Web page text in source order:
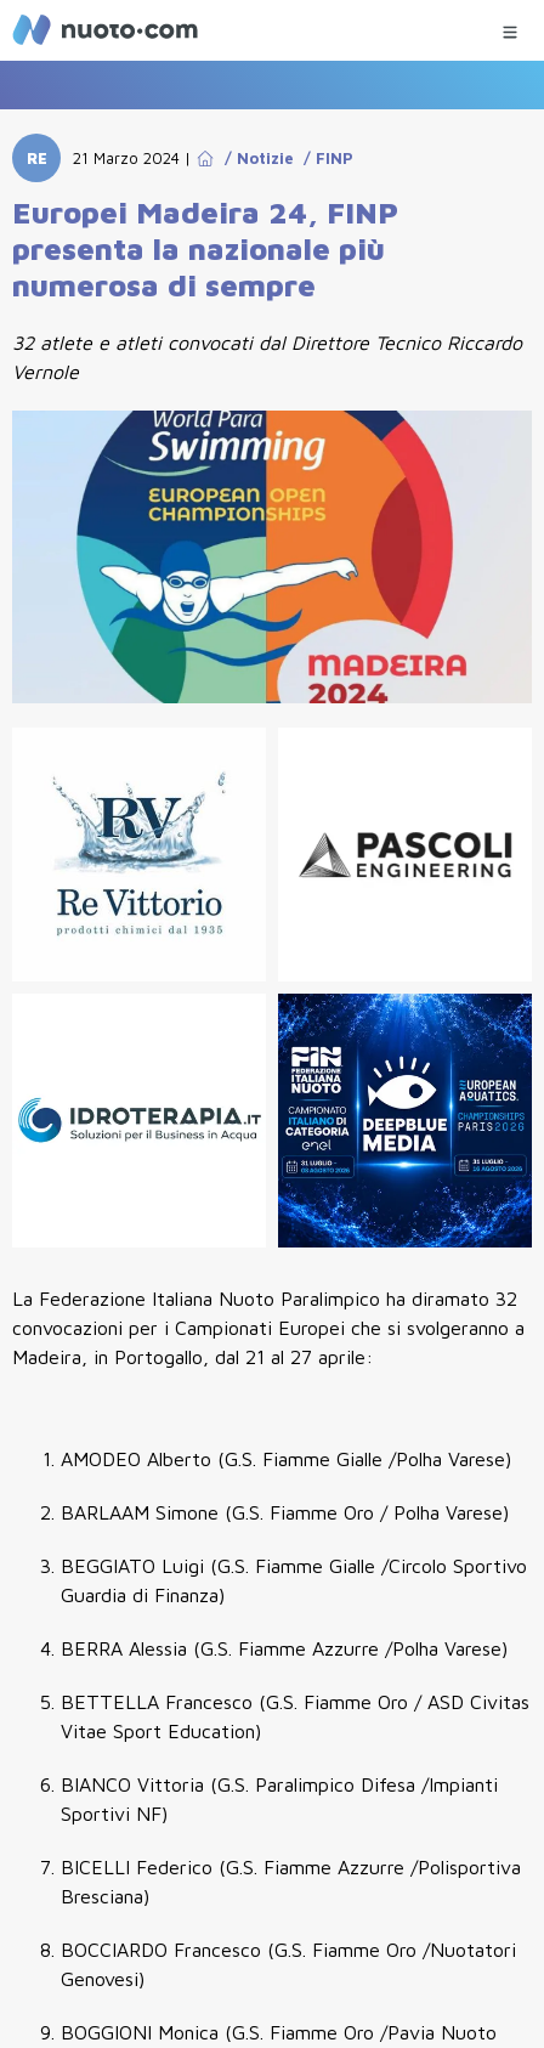
RE 21 Marzo 2024 | / Notizie / FINP
Europei Madeira 24, FINP
presenta la nazionale più
numerosa di sempre
32 atlete e atleti convocati dal Direttore Tecnico Riccardo
Vernole
La Federazione Italiana Nuoto Paralimpico ha diramato 32
convocazioni per i Campionati Europei che si svolgeranno a
Madeira, in Portogallo, dal 21 al 27 aprile:
AMODEO Alberto (G.S. Fiamme Gialle /Polha Varese)
BARLAAM Simone (G.S. Fiamme Oro / Polha Varese)
BEGGIATO Luigi (G.S. Fiamme Gialle /Circolo Sportivo
Guardia di Finanza)
BERRA Alessia (G.S. Fiamme Azzurre /Polha Varese)
BETTELLA Francesco (G.S. Fiamme Oro / ASD Civitas
Vitae Sport Education)
BIANCO Vittoria (G.S. Paralimpico Difesa /Impianti
Sportivi NF)
BICELLI Federico (G.S. Fiamme Azzurre /Polisportiva
Bresciana)
BOCCIARDO Francesco (G.S. Fiamme Oro /Nuotatori
Genovesi)
BOGGIONI Monica (G.S. Fiamme Oro /Pavia Nuoto